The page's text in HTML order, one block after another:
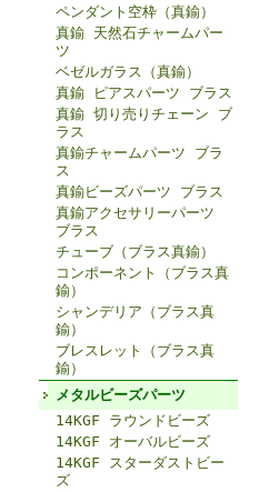
ペンダント空枠（真鍮）
真鍮 天然石チャームパー
ツ
ベゼルガラス（真鍮）
真鍮 ピアスパーツ ブラス
真鍮 切り売りチェーン ブ
ラス
真鍮チャームパーツ ブラ
ス
真鍮ビーズパーツ ブラス
真鍮アクセサリーパーツ
ブラス
チューブ（ブラス真鍮）
コンポーネント（ブラス真
鍮）
シャンデリア（ブラス真
鍮）
ブレスレット（ブラス真
鍮）
メタルビーズパーツ
14KGF ラウンドビーズ
14KGF オーバルビーズ
14KGF スターダストビー
ズ